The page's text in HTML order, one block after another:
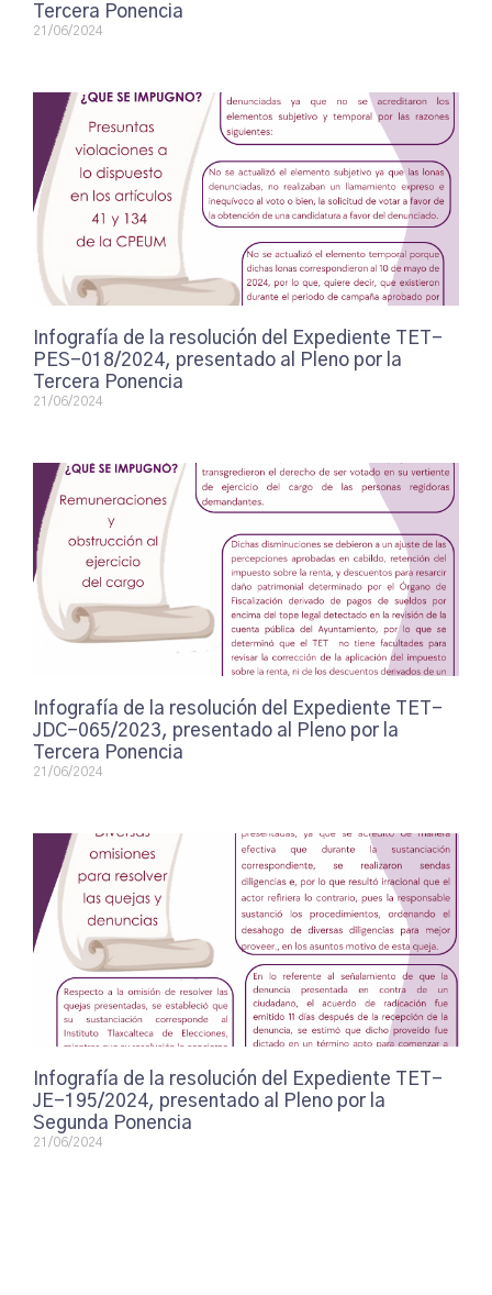
Tercera Ponencia
21/06/2024
Infografía de la resolución del Expediente TET-
PES-018/2024, presentado al Pleno por la
Tercera Ponencia
21/06/2024
Infografía de la resolución del Expediente TET-
JDC-065/2023, presentado al Pleno por la
Tercera Ponencia
21/06/2024
Infografía de la resolución del Expediente TET-
JE-195/2024, presentado al Pleno por la
Segunda Ponencia
21/06/2024